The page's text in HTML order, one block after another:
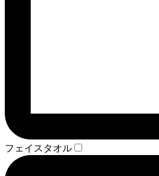
フェイスタオル